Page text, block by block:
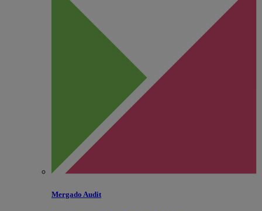
Mergado Audit